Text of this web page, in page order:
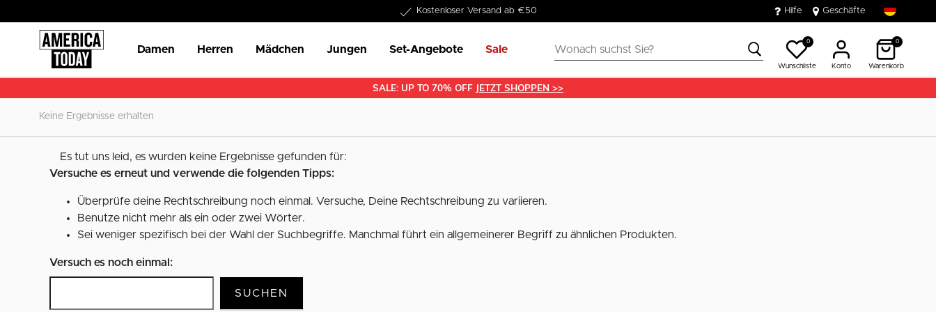
Kostenloser Versand ab €50 Hilfe Geschäfte
Damen Herren Mädchen Jungen Set-Angebote Sale
0
Wunschliste Konto
0
Warenkorb
SALE: UP TO 70% OFF JETZT SHOPPEN >>
Keine Ergebnisse erhalten
Es tut uns leid, es wurden keine Ergebnisse gefunden für:
Versuche es erneut und verwende die folgenden Tipps:
Überprüfe deine Rechtschreibung noch einmal. Versuche, Deine Rechtschreibung zu variieren.
Benutze nicht mehr als ein oder zwei Wörter.
Sei weniger spezifisch bei der Wahl der Suchbegriffe. Manchmal führt ein allgemeinerer Begriff zu ähnlichen Produkten.
Versuch es noch einmal:
SUCHEN